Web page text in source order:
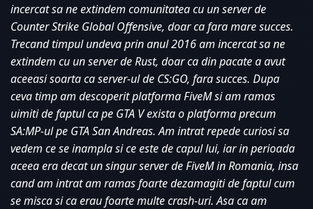
incercat sa ne extindem comunitatea cu un server de
Counter Strike Global Offensive, doar ca fara mare succes.
Trecand timpul undeva prin anul 2016 am incercat sa ne
extindem cu un server de Rust, doar ca din pacate a avut
aceeasi soarta ca server-ul de CS:GO, fara succes. Dupa
ceva timp am descoperit platforma FiveM si am ramas
uimiti de faptul ca pe GTA V exista o platforma precum
SA:MP-ul pe GTA San Andreas. Am intrat repede curiosi sa
vedem ce se inampla si ce este de capul lui, iar in perioada
aceea era decat un singur server de FiveM in Romania, insa
cand am intrat am ramas foarte dezamagiti de faptul cum
se misca si ca erau foarte multe crash-uri. Asa ca am